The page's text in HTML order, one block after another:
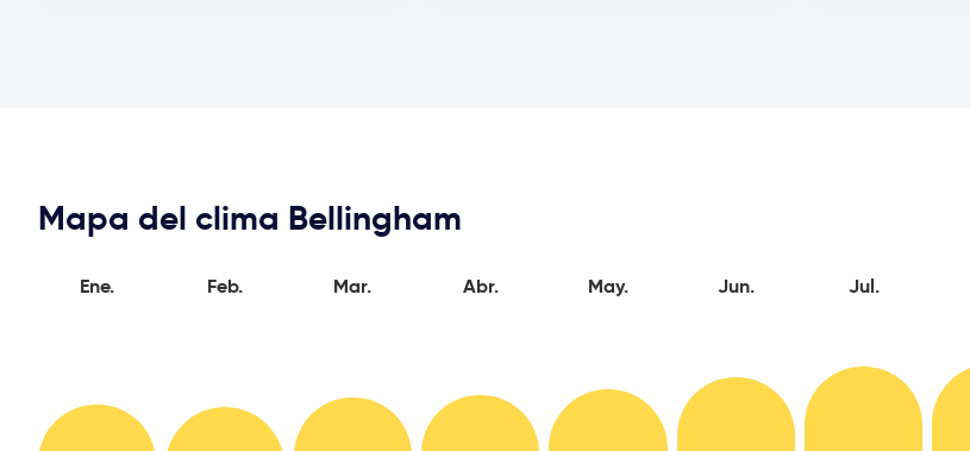
Mapa del clima Bellingham
Ene. Feb. Mar. Abr. May. Jun. Jul.